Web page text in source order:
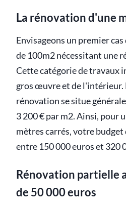
La rénovation d'une
Envisageons un premier
de 100m2 nécessitant une
Cette catégorie de travaux
gros œuvre et de l'intérieur.
rénovation se situe
3 200 € par m2. Ainsi, pour
mètres carrés, votre
entre 150 000 euros et 320
Rénovation partielle
de 50 000 euros